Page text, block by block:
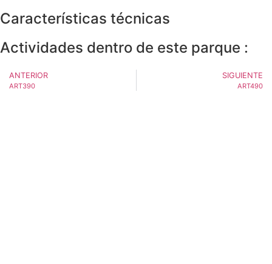
Características técnicas
Actividades dentro de este parque :
ANTERIOR
ART390
SIGUIENTE
ART490